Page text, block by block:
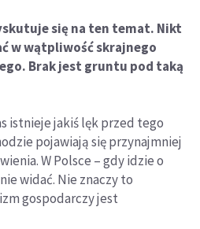
się na ten temat. Nikt
w wątpliwość skrajnego
Brak jest gruntu pod taką
istnieje jakiś lęk przed tego
pojawiają się przynajmniej
W Polsce – gdy idzie o
widać. Nie znaczy to
gospodarczy jest